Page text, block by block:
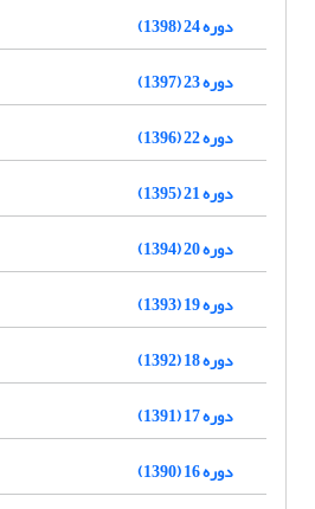
دوره 24 (1398)
دوره 23 (1397)
دوره 22 (1396)
دوره 21 (1395)
دوره 20 (1394)
دوره 19 (1393)
دوره 18 (1392)
دوره 17 (1391)
دوره 16 (1390)